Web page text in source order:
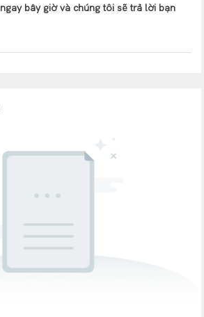
ngay bây giờ và chúng tôi sẽ trả lời bạn